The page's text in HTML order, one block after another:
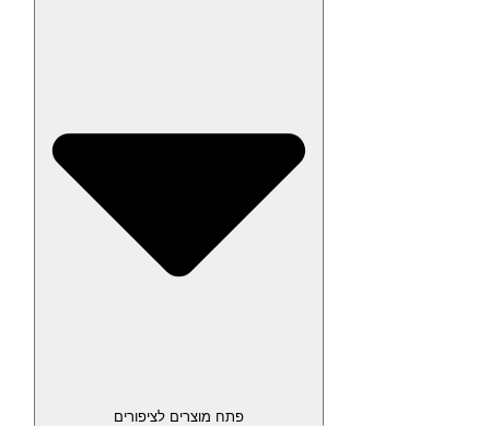
פתח מוצרים לציפורים